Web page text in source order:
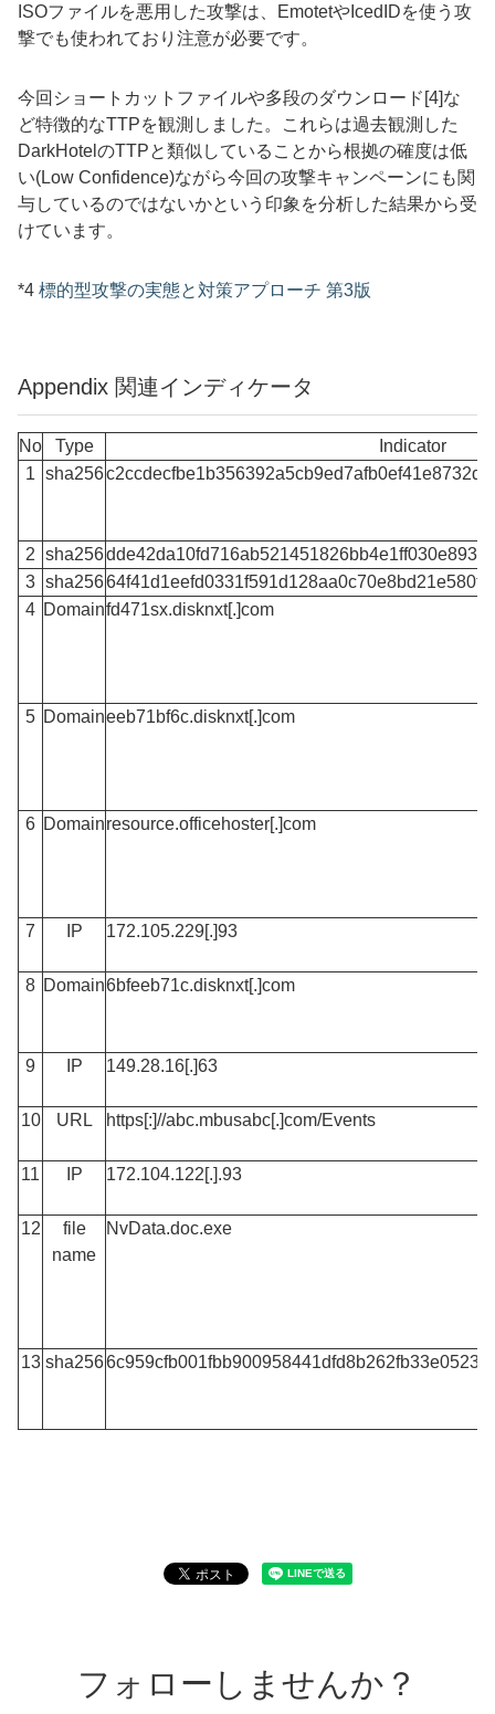
ISOファイルを悪用した攻撃は、Emotetや IcedIDを使う 攻
撃でも使われており注意が必要です。
今回ショートカットファイルや多段のダウンロード[4]な
ど特徴的なTTPを観測しました。これらは過去観測した
DarkHotel のTTPと類似していることから根拠の確度は低
い(Low Confidence)ながら今回の攻撃キャンペーンにも関
与しているのではないかという印象を分析した結果から受
けています。
*4 標的型攻撃の実態と対策アプローチ 第3版
Appendix 関連インディケータ
No Type
Indicator
1 sha256
2 sha256
3 sha256
4 Domainfd471sx.disknxt[.]com
5 Domaineeb71bf6c.disknxt[.]com
6 Domainresource.officehoster[.]com
7 IP 172.105.229[.]93
8 Domain6bfeeb71c.disknxt[.]com
9 IP 149.28.16[.]63
10 URL https[:]//abc.mbusabc[.]com/Events
11 IP 172.104.122[.].93
12
file
name
NvData.doc.exe
13 sha256
フォローしませんか？